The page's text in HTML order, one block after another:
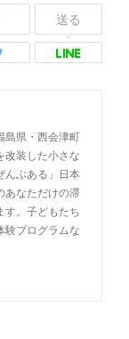
送る
島県・西会津町
改装した小さな
んぶある」日本
あなただけの滞
す。子どもたち
験プログラムな